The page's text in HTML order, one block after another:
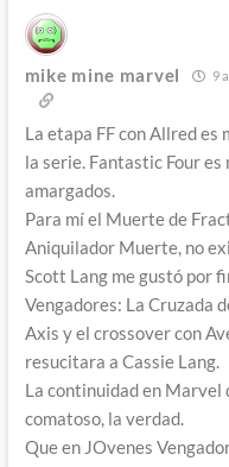
mike mine marvel 9
La etapa FF con Allred es
la serie. Fantastic Four
amargados.
Para mí el Muerte de
Aniquilador Muerte, no
Scott Lang me gustó por
Vengadores: La Cruzada
Axis y el crossover con
resucitara a Cassie Lang.
La continuidad en Marvel
comatoso, la verdad.
Que en JOvenes